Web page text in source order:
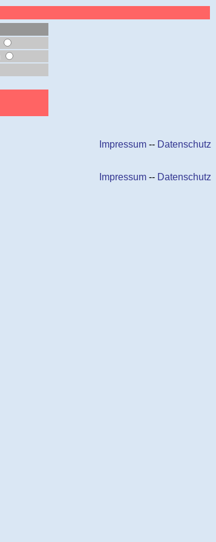
Impressum -- Datenschutz
Impressum -- Datenschutz